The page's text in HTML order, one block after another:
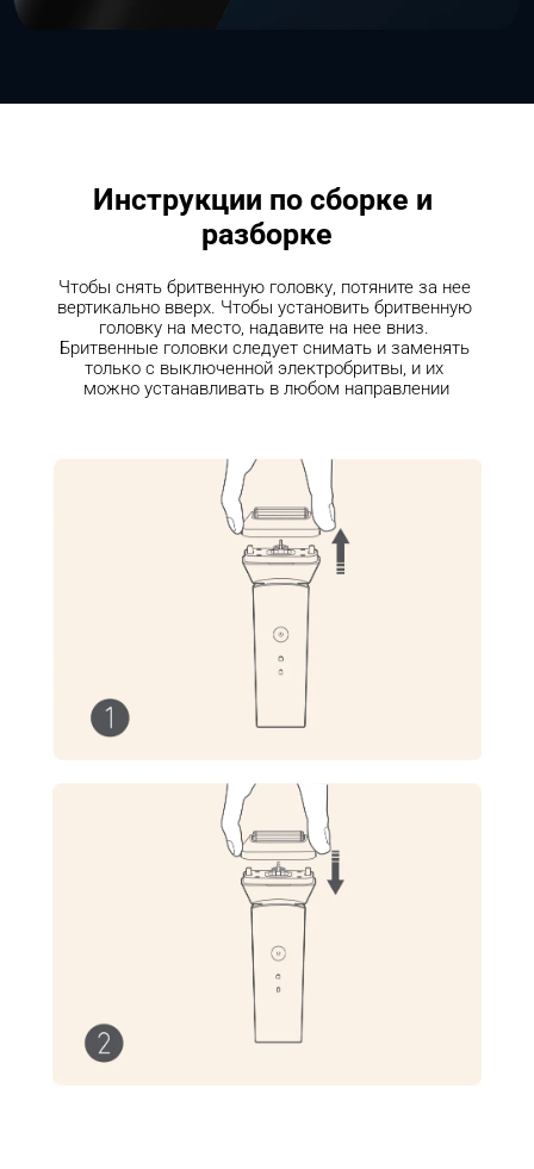
Инструкции по сборке и
разборке
Чтобы снять бритвенную головку, потяните за нее
вертикально вверх. Чтобы установить бритвенную
головку на место, надавите на нее вниз.
Бритвенные головки следует снимать и заменять
только с выключенной электробритвы, и их
можно устанавливать в любом направлении